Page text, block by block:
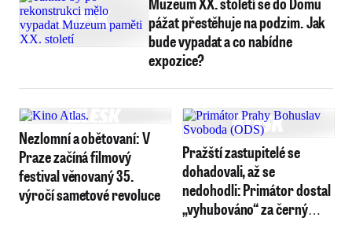
pážat přestěhuje na podzim. Jak
bude vypadat a co nabídne
expozice?
Nezlomní a obětovaní: V
Praze začíná filmový
festival věnovaný 35.
výročí sametové revoluce
Pražští zastupitelé se
dohadovali, až se
nedohodli: Primátor dostal
„vyhubováno“ za černý